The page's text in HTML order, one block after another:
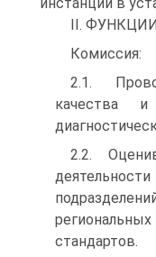
II.
Комиссия:
2.1.
качества и
2.2.
стандартов.